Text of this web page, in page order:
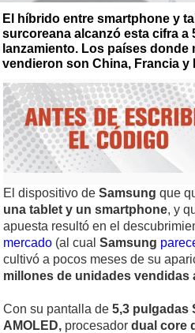
El híbrido entre smartphone y
surcoreana alcanzó esta cifra a
lanzamiento. Los países
vendieron son China, Francia y
El dispositivo de Samsung que
una tablet y un smartphone, y
apuesta resultó en el
mercado (al cual Samsung
cultivó a pocos meses de su
millones de unidades vendidas
Con su pantalla de 5,3 pulgadas
AMOLED, procesador dual core